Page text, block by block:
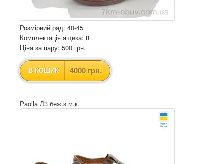
Розмірний ряд: 40-45
Комплектація ящика: 8
Ціна за пару: 500 грн.
В КОШИК 4000 грн.
Paolla Л3 беж.з.м.к.